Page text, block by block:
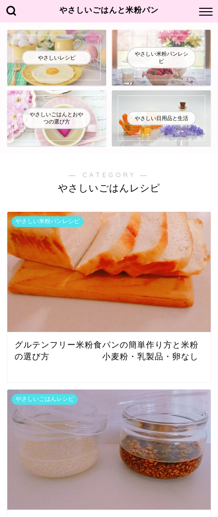
やさしいごはんと米粉パン
やさしいレシピ
やさしい米粉パンレシ
ピ
やさしいごはんとおや
つの選び方
やさしい日用品と生活
― CATEGORY ―
やさしいごはんレシピ
やさしい米粉パンレシピ
グルテンフリー米粉食パンの簡単作り方と米粉
の選び方 小麦粉・乳製品・卵なし
やさしいごはんレシピ